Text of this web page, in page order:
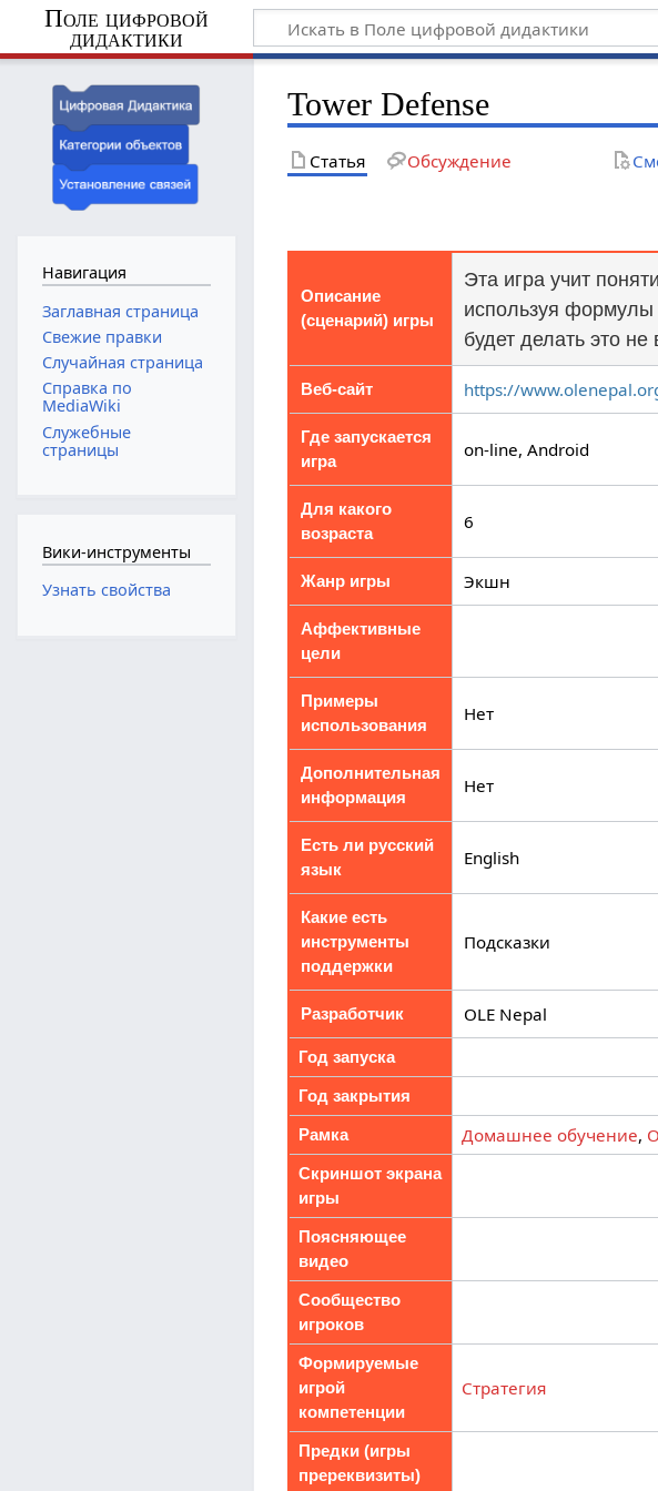
Поле цифровой
дидактики
Tower Defense
Статья Обсуждение
Описание
(сценарий) игры
Эта игра учит
используя формулы
будет делать это
Веб-сайт https://
Где запускается
игра
on-line, Android
Для какого
возраста
6
Жанр игры Экшн
Аффективные
цели
Примеры
использования
Нет
Дополнительная
информация
Нет
Есть ли русский
язык
English
Какие есть
инструменты
поддержки
Подсказки
Разработчик OLE Nepal
Год запуска
Год закрытия
Рамка Домашнее обучение,
Скриншот экрана
игры
Поясняющее
видео
Сообщество
игроков
Формируемые
игрой
компетенции
Стратегия
Предки (игры
пререквизиты)
Навигация
Заглавная страница
Свежие правки
Случайная страница
Справка по
MediaWiki
Служебные
страницы
Вики-инструменты
Узнать свойства